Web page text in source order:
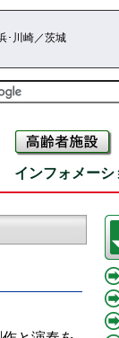
･川崎／茨城
インフォメーシ